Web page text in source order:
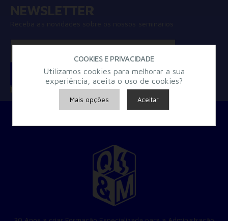
Concordo com aPolítica de Privacidade
COOKIES E PRIVACIDADE
Utilizamos cookies para melhorar a sua
experiência, aceita o uso de cookies?
Mais opções Aceitar
Consentimento Google Ads, Google Shopping e Google
Consentimento para Remarketing
Permitir suporte a funcionalidades do site.
Permitir personalização e recomendações de video.